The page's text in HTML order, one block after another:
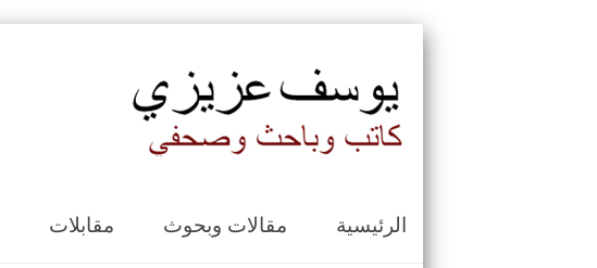
مقابلات مقالات وبحوث الرئيسية